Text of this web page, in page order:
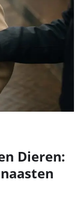
Dieren: